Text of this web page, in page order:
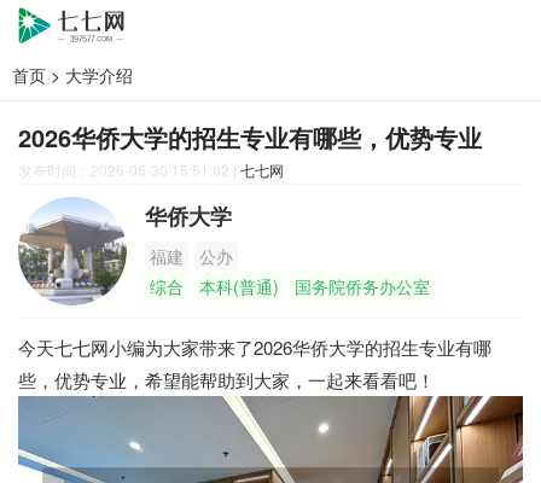
首页 > 大学介绍
2026华侨大学的招生专业有哪些，优势专业
发布时间：2026-05-30 15:51:02 | 七七网
华侨大学
福建
公办
综合
本科(普通) 国务院侨务办公室
今天七七网小编为大家带来了2026华侨大学的招生专业有哪
些，优势专业，希望能帮助到大家，一起来看看吧！